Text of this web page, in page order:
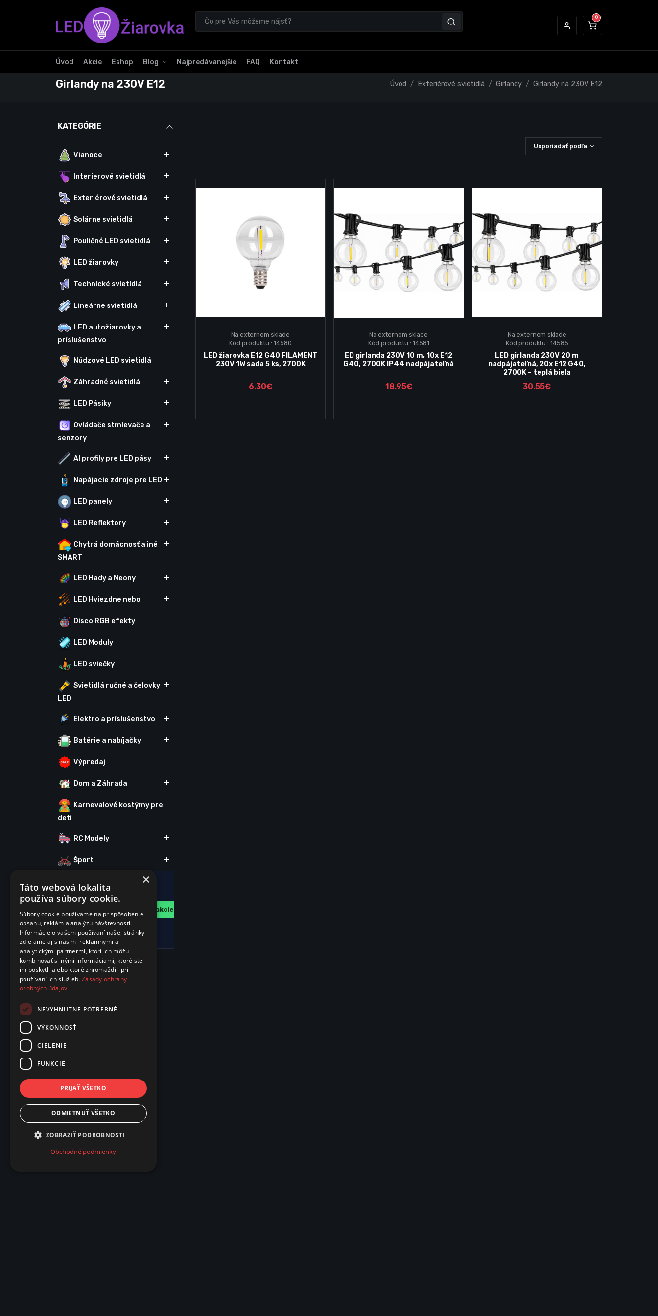
Úvod Akcie Eshop Blog Najpredávanejšie FAQ Kontakt
Girlandy na 230V E12 Úvod Exteriérové svietidlá Girlandy Girlandy na 230V E12
KATEGÓRIE
Vianoce
Interierové svietidlá
Exteriérové svietidlá
Solárne svietidlá
Pouličné LED svietidlá
LED žiarovky
Technické svietidlá
Lineárne svietidlá
LED autožiarovky a
príslušenstvo
Núdzové LED svietidlá
Záhradné svietidlá
LED Pásiky
Ovládače stmievače a
senzory
Al profily pre LED pásy
Napájacie zdroje pre LED
LED panely
LED Reflektory
Chytrá domácnosť a iné
SMART
LED Hady a Neony
LED Hviezdne nebo
Disco RGB efekty
LED Moduly
LED sviečky
Svietidlá ručné a čelovky
LED
Elektro a príslušenstvo
Batérie a nabíjačky
Výpredaj
Dom a Záhrada
Karnevalové kostýmy pre
deti
RC Modely
Šport
Doprava
zdarma
pri
nákupe
nad
50 €
Zobraziť ďalšie akcie
Usporiadať podľa
Vložiť do košika
Na externom sklade
Kód produktu : 14580
LED žiarovka E12 G40 FILAMENT
230V 1W sada 5 ks, 2700K
6.30€
Vložiť do košika
Na externom sklade
Kód produktu : 14581
ED girlanda 230V 10 m, 10x E12
G40, 2700K IP44 nadpájateľná
18.95€
Vložiť do košika
Na externom sklade
Kód produktu : 14585
LED girlanda 230V 20 m
nadpájateľná, 20x E12 G40,
2700K – teplá biela
30.55€
×
Táto webová lokalita
používa súbory cookie.
Súbory cookie používame na prispôsobenie
obsahu, reklám a analýzu návštevnosti.
Informácie o vašom používaní našej stránky
zdieľame aj s našimi reklamnými a
analytickými partnermi, ktorí ich môžu
kombinovať s inými informáciami, ktoré ste
im poskytli alebo ktoré zhromaždili pri
používaní ich služieb. Zásady ochrany
osobných údajov
NEVYHNUTNE POTREBNÉ
VÝKONNOSŤ
CIELENIE
FUNKCIE
PRIJAŤ VŠETKO
ODMIETNUŤ VŠETKO
ZOBRAZIŤ PODROBNOSTI
Obchodné podmienky